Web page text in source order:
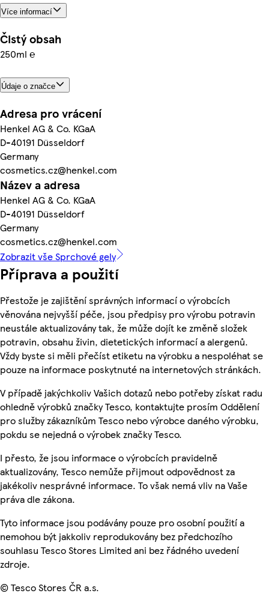
Více informací
Čistý obsah
250ml ℮
Údaje o značce
Adresa pro vrácení
Henkel AG & Co. KGaA
D-40191 Düsseldorf
Germany
cosmetics.cz@henkel.com
Název a adresa
Henkel AG & Co. KGaA
D-40191 Düsseldorf
Germany
cosmetics.cz@henkel.com
Zobrazit vše Sprchové gely
Příprava a použití
Přestože je zajištění správných informací o výrobcích
věnována nejvyšší péče, jsou předpisy pro výrobu potravin
neustále aktualizovány tak, že může dojít ke změně složek
potravin, obsahu živin, dietetických informací a alergenů.
Vždy byste si měli přečíst etiketu na výrobku a nespoléhat se
pouze na informace poskytnuté na internetových stránkách.
V případě jakýchkoliv Vašich dotazů nebo potřeby získat radu
ohledně výrobků značky Tesco, kontaktujte prosím Oddělení
pro služby zákazníkům Tesco nebo výrobce daného výrobku,
pokdu se nejedná o výrobek značky Tesco.
I přesto, že jsou informace o výrobcích pravidelně
aktualizovány, Tesco nemůže přijmout odpovědnost za
jakékoliv nesprávné informace. To však nemá vliv na Vaše
práva dle zákona.
Tyto informace jsou podávány pouze pro osobní použití a
nemohou být jakkoliv reprodukovány bez předchozího
souhlasu Tesco Stores Limited ani bez řádného uvedení
zdroje.
© Tesco Stores ČR a.s.